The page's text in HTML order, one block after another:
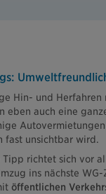
Hin- und
eben auch eine
Autovermietungen
fast unsichtbar wird.
richtet sich vor
ins nächste
öffentlichen